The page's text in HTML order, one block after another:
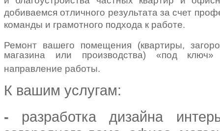
добиваемся отличного результата за счет
команды и грамотного подхода к работе.
Ремонт вашего помещения (квартиры,
магазина или производства) «под ключ»
направление работы.
К вашим услугам:
- разработка дизайна